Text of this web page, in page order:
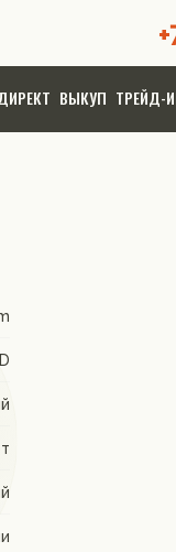
ВЫКУП ТРЕЙД-